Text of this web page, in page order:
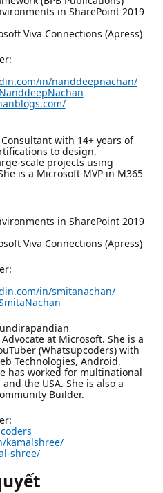
in SharePoint 2019
Viva Connections (Apress)
in/nanddeepnachan/
with 14+ years of
to design,
scale projects using
is a Microsoft MVP in M365
in SharePoint 2019
Viva Connections (Apress)
in/smitanachan/
at Microsoft. She is a
(Whatsupcoders) with
Technologies, Android,
has worked for multinational
the USA. She is also a
Builder.
kamalshree/
shree/